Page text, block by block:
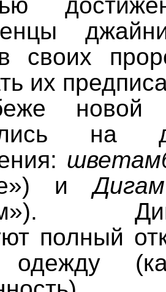
своих
их
новой
на
и
полный
одежду